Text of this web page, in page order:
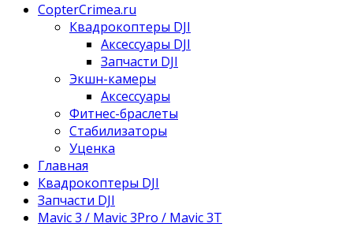
CopterCrimea.ru
Квадрокоптеры DJI
Аксессуары DJI
Запчасти DJI
Экшн-камеры
Аксессуары
Фитнес-браслеты
Стабилизаторы
Уценка
Главная
Квадрокоптеры DJI
Запчасти DJI
Mavic 3 / Mavic 3Pro / Mavic 3T